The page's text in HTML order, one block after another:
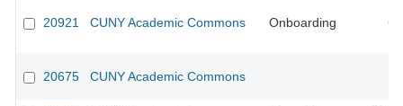
20921 CUNY Academic Commons Onboarding
20675 CUNY Academic Commons